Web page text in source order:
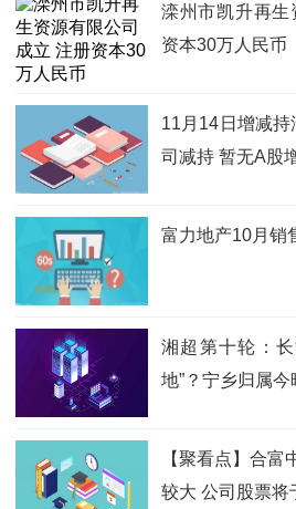
滦州市凯升再生
资本30万人民币
11月14日增减
司减持 暂无A股
富力地产10月销
湘超第十轮：
地”？宁乡归属
【聚看点】合富
较大 公司股票将